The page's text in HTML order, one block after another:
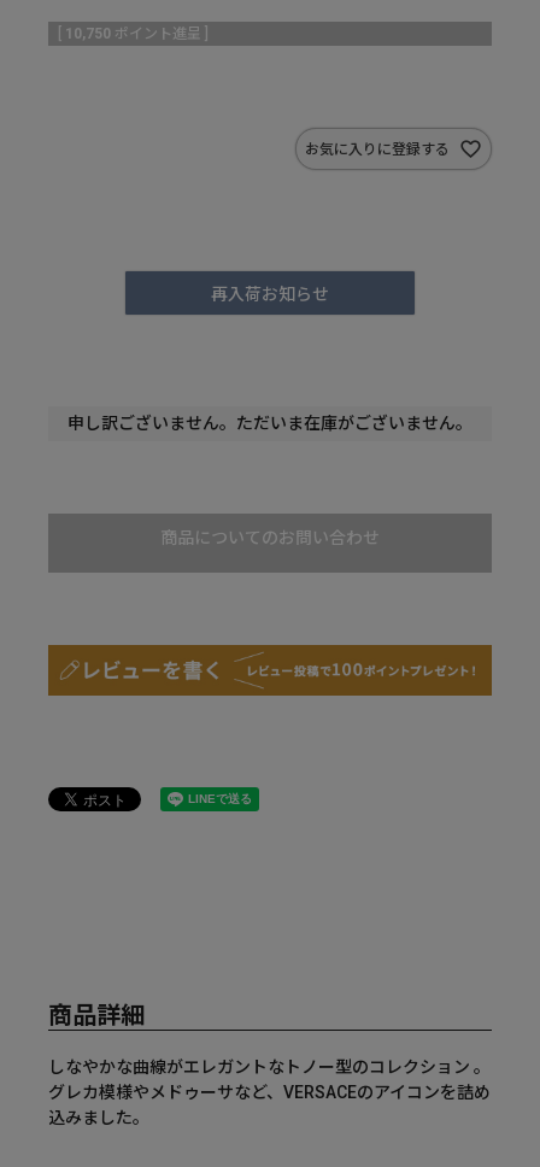
10,750 ポイント進呈 ]
お気に入りに登録する
再入荷お知らせ
申し訳ございません。ただいま在庫がございません。
商品についてのお問い合わせ
商品詳細
しなやかな曲線がエレガントなトノー型のコレクション 。
グレカ模様やメドゥーサなど、VERSACEのアイコンを詰め
込みました。